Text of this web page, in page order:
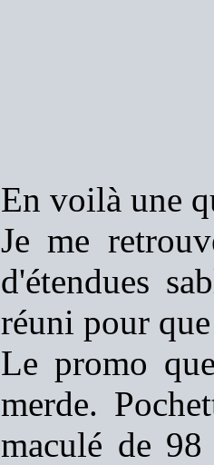
En voilà une
Je me
d'étendues
réuni pour
Le promo
merde.
maculé de